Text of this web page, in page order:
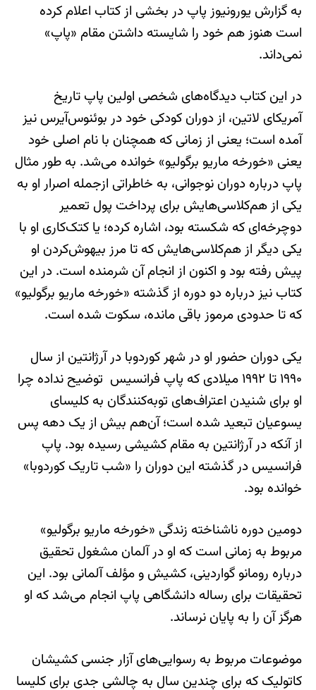
به گزارش یورونیوز پاپ در بخشی از کتاب اعلام کرده
است هنوز هم خود را شایسته داشتن مقام «پاپ»
نمی‌داند.
در این کتاب دیدگاه‌های شخصی اولین پاپ تاریخ
آمریکای لاتین، از دوران کودکی خود در بوئنوس‌آیرس نیز
آمده است؛ یعنی از زمانی که همچنان با نام اصلی خود
یعنی «خورخه ماریو برگولیو» خوانده می‌شد. به طور مثال
پاپ درباره دوران نوجوانی، به خاطراتی از‌جمله اصرار او به
یکی از هم‌کلاسی‌هایش برای پرداخت پول تعمیر
دوچرخه‌ای که شکسته بود، اشاره کرده؛ یا کتک‌کاری او با
یکی دیگر از هم‌کلاسی‌هایش که تا مرز بیهوش‌کردن او
پیش رفته بود و اکنون از انجام آن شرمنده است. در این
کتاب نیز درباره دو دوره از گذشته «خورخه ماریو برگولیو»
که تا حدودی مرموز باقی مانده، سکوت شده است.
یکی دوران حضور او در شهر کوردوبا در آرژانتین از سال
۱۹۹۰ تا ۱۹۹۲ میلادی که پاپ فرانسیس توضیح نداده چرا
او برای شنیدن اعتراف‌های توبه‌کنندگان به کلیسای
یسوعیان تبعید شده است؛ آن‌هم بیش از یک دهه پس
از آنکه در آرژانتین به مقام کشیشی رسیده بود. پاپ
فرانسیس در گذشته این دوران را «شب تاریک کوردوبا»
خوانده بود.
دومین دوره ناشناخته زندگی «خورخه ماریو برگولیو»
مربوط به زمانی است که او در آلمان مشغول تحقیق
درباره رومانو گواردینی، کشیش و مؤلف آلمانی بود. این
تحقیقات برای رساله دانشگاهی پاپ انجام می‌شد که او
هرگز آن را به پایان نرساند.
موضوعات مربوط به رسوایی‌های آزار جنسی کشیشان
کاتولیک که برای چندین سال به چالشی جدی برای کلیسا